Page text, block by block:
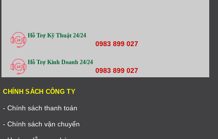
Hỗ Trợ Kỹ Thuật 24/24
0983 899 027
Hỗ Trợ Kinh Doanh 24/24
0983 899 027
CHÍNH SÁCH CÔNG TY
- Chính sách thanh toán
- Chính sách vận chuyển